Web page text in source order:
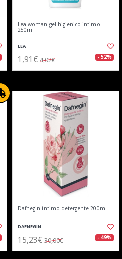
Lea woman gel higienico intimo
250ml
LEA
1,91€ 4,02€ - 52%
Dafnegin intimo detergente 200ml
DAFNEGIN
15,23€ 30,00€ - 49%